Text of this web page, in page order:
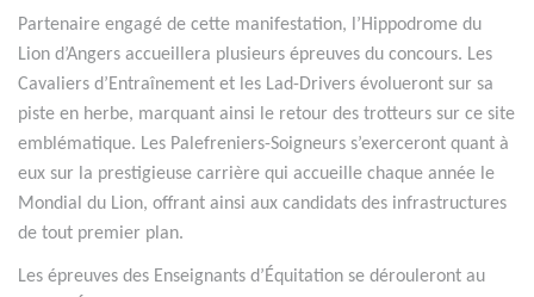
Partenaire engagé de cette manifestation, l’Hippodrome du
Lion d’Angers accueillera plusieurs épreuves du concours. Les
Cavaliers d’Entraînement et les Lad-Drivers évolueront sur sa
piste en herbe, marquant ainsi le retour des trotteurs sur ce site
emblématique. Les Palefreniers-Soigneurs s’exerceront quant à
eux sur la prestigieuse carrière qui accueille chaque année le
Mondial du Lion, offrant ainsi aux candidats des infrastructures
de tout premier plan.
Les épreuves des Enseignants d’Équitation se dérouleront au